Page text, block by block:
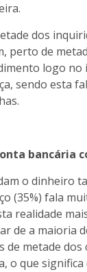
dos
perto de
logo no
sendo esta
bancária
o dinheiro
(35%) fala
realidade
de a maioria
metade
o que